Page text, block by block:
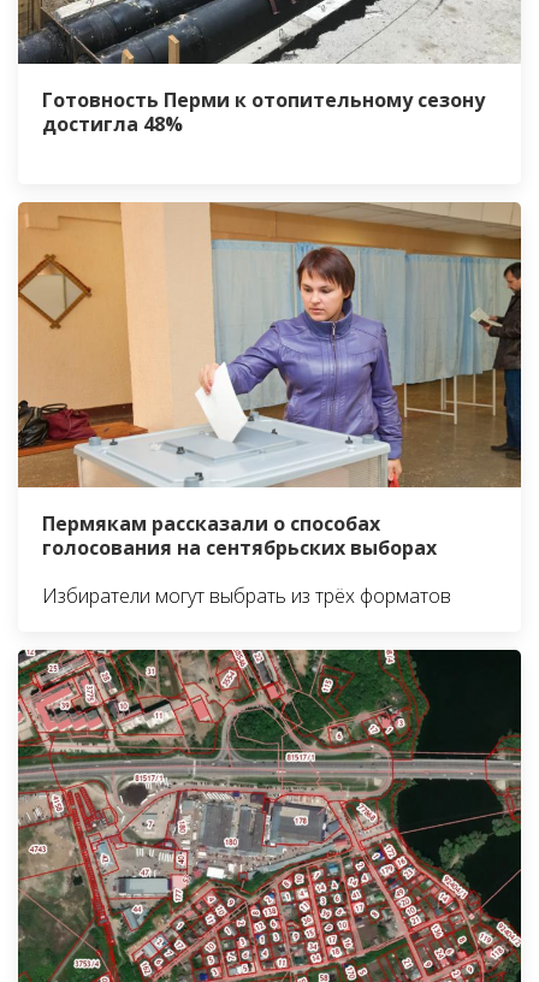
Готовность Перми к отопительному сезону
достигла 48%
Пермякам рассказали о способах
голосования на сентябрьских выборах
Избиратели могут выбрать из трёх форматов